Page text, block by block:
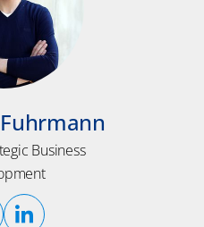
Business